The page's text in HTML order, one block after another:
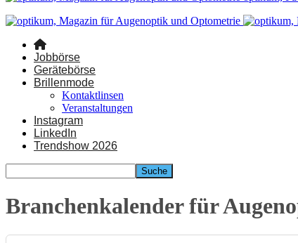
Jobbörse
Gerätebörse
Brillenmode
Kontaktlinsen
Veranstaltungen
Instagram
LinkedIn
Trendshow 2026
Branchenkalender für